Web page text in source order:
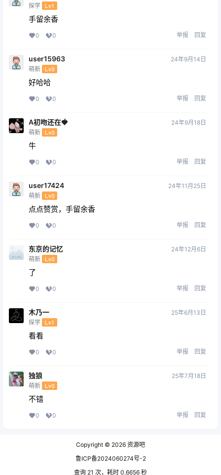
探学 Lv1
手留余香
0 0 举报 回复
user15963
萌新 Lv0
24年9月14日
好哈哈
0 0 举报 回复
A初吻还在🍓
萌新 Lv0
24年9月18日
牛
0 0 举报 回复
user17424
萌新 Lv0
24年11月25日
点点赞赏，手留余香
0 0 举报 回复
东京的记忆
萌新 Lv0
24年12月6日
了
0 0 举报 回复
木乃一
探学 Lv1
25年6月13日
看看
0 0 举报 回复
独狼
萌新 Lv0
25年7月18日
不错
0 0 举报 回复
Copyright © 2026 资源吧
鲁ICP备2024060274号-2
查询 21 次，耗时 0.6656 秒